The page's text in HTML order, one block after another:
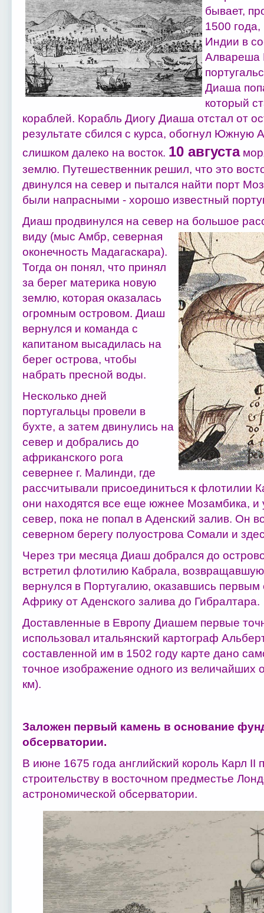
бывает,
1500 года,
Индии в
Алвареша
Диаша
который
кораблей. Корабль Диогу Диаша отстал от
результате сбился с курса, обогнул Южную
слишком далеко на восток. 10 августа
землю. Путешественник решил, что это
двинулся на север и пытался найти порт
были напрасными - хорошо известный
Диаш продвинулся на север на большое
виду (мыс Амбр, северная
оконечность Мадагаскара).
Тогда он понял, что принял
за берег материка новую
землю, которая оказалась
огромным островом. Диаш
вернулся и команда с
капитаном высадилась на
берег острова, чтобы
набрать пресной воды.
Несколько дней
португальцы провели в
бухте, а затем двинулись на
север и добрались до
африканского рога
севернее г. Малинди, где
рассчитывали присоединиться к флотилии
они находятся все еще южнее Мозамбика, и
север, пока не попал в Аденский залив. Он
северном берегу полуострова Сомали и
Через три месяца Диаш добрался до
встретил флотилию Кабрала,
вернулся в Португалию, оказавшись
Африку от Аденского залива до Гибралтара.
Доставленные в Европу Диашем первые
использовал итальянский картограф
составленной им в 1502 году карте дано
точное изображение одного из величайших
км).
Заложен первый камень в основание
обсерватории.
В июне 1675 года английский король Карл II
строительству в восточном предместье
астрономической обсерватории.